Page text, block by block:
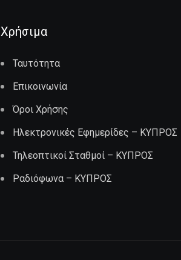
Χρήσιμα
Ταυτότητα
Επικοινωνία
Όροι Χρήσης
Ηλεκτρονικές Εφημερίδες – ΚΥΠΡΟΣ
Τηλεοπτικοί Σταθμοί – ΚΥΠΡΟΣ
Ραδιόφωνα – ΚΥΠΡΟΣ